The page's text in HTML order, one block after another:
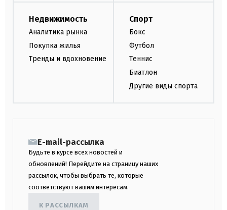
Недвижимость
Аналитика рынка
Покупка жилья
Тренды и вдохновение
Спорт
Бокс
Футбол
Теннис
Биатлон
Другие виды спорта
E-mail-рассылка
Будьте в курсе всех новостей и
обновлений! Перейдите на страницу наших
рассылок, чтобы выбрать те, которые
соответствуют вашим интересам.
К РАССЫЛКАМ